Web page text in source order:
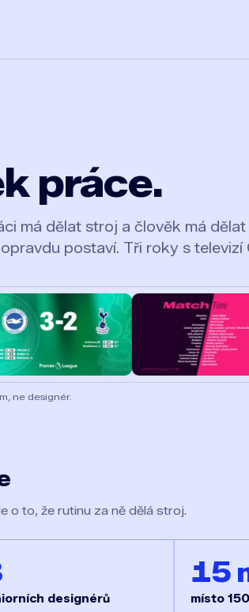
práce.
má dělat stroj a člověk má
postaví. Tři roky s televizí
ne designér.
o to, že rutinu za ně dělá stroj.
designérů
15
místo 150